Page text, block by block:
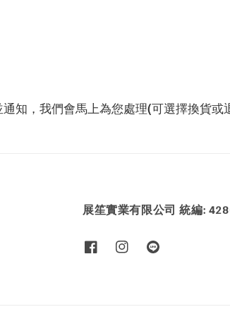
知，我們會馬上為您處理(可選擇換貨或
展笙實業有限公司 統編: